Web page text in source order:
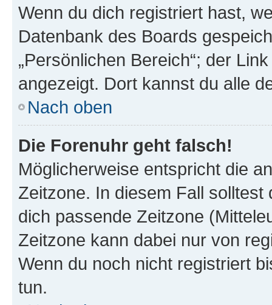
Wenn du dich registriert hast,
Datenbank des Boards
„Persönlichen Bereich“; der
angezeigt. Dort kannst du alle
Nach oben
Die Forenuhr geht falsch!
Möglicherweise entspricht die
Zeitzone. In diesem Fall solltest
dich passende Zeitzone
Zeitzone kann dabei nur von
Wenn du noch nicht registriert
tun.